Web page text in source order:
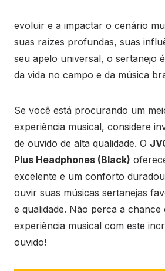
evoluir e a impactar o cenário
suas raízes profundas, suas
seu apelo universal, o sertanejo
da vida no campo e da música
Se você está procurando um
experiência musical, considere
de ouvido de alta qualidade. O
Plus Headphones (Black)
excelente e um conforto
ouvir suas músicas sertanejas
e qualidade. Não perca a
experiência musical com este
ouvido!